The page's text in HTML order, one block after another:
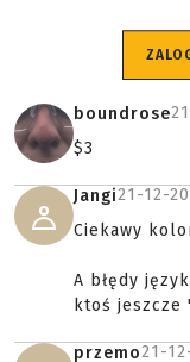
boundrose
$3
Jangi21-12-
Ciekawy
A błędy
ktoś
przemo21-